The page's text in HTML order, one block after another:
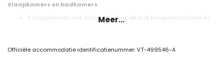
Slaapkamers en badkamers
2 slaapkamers met airconditioning, elk met tweepersoonsbed en
2 en-suite badkamers, elk met enkele wastafel, douche en toilet
Meer...
Officiële accommodatie identificatienummer: VT-499546-A